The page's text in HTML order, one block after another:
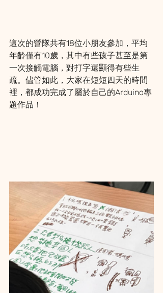
這次的營隊共有18位小朋友參加，平均
年齡僅有10歲，其中有些孩子甚至是第
一次接觸電腦，對打字還顯得有些生
疏。儘管如此，大家在短短四天的時間
裡，都成功完成了屬於自己的Arduino專
題作品！